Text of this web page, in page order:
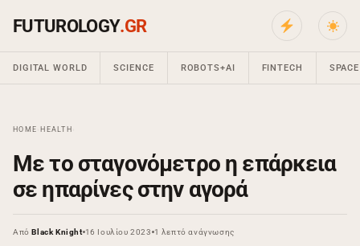
FUTUROLOGY.GR
DIGITAL WORLD SCIENCE ROBOTS+AI FINTECH SPACE
HOME HEALTH
Με το σταγονόμετρο η επάρκεια
σε ηπαρίνες στην αγορά
ΑπόBlack Knight 16 Ιουλίου 2023 1 λεπτό ανάγνωσης